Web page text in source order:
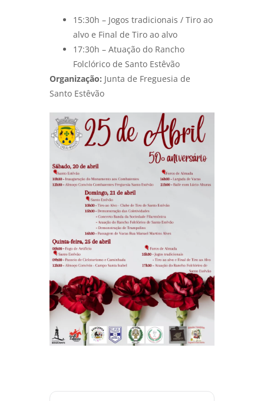
15:30h – Jogos tradicionais / Tiro ao
alvo e Final de Tiro ao alvo
17:30h – Atuação do Rancho
Folclórico de Santo Estêvão
Organização: Junta de Freguesia de
Santo Estêvão